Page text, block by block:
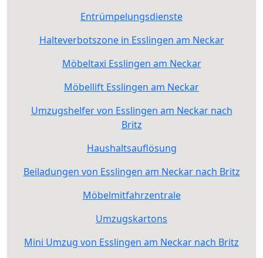
Entrümpelungsdienste
Halteverbotszone in Esslingen am Neckar
Möbeltaxi Esslingen am Neckar
Möbellift Esslingen am Neckar
Umzugshelfer von Esslingen am Neckar nach
Britz
Haushaltsauflösung
Beiladungen von Esslingen am Neckar nach Britz
Möbelmitfahrzentrale
Umzugskartons
Mini Umzug von Esslingen am Neckar nach Britz